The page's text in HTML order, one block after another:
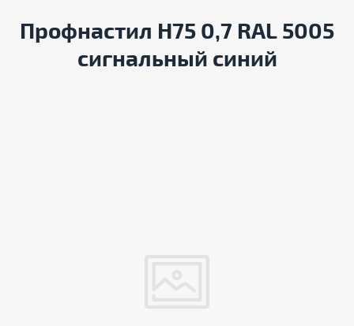
Профнастил Н75 0,7 RAL 5005
сигнальный синий